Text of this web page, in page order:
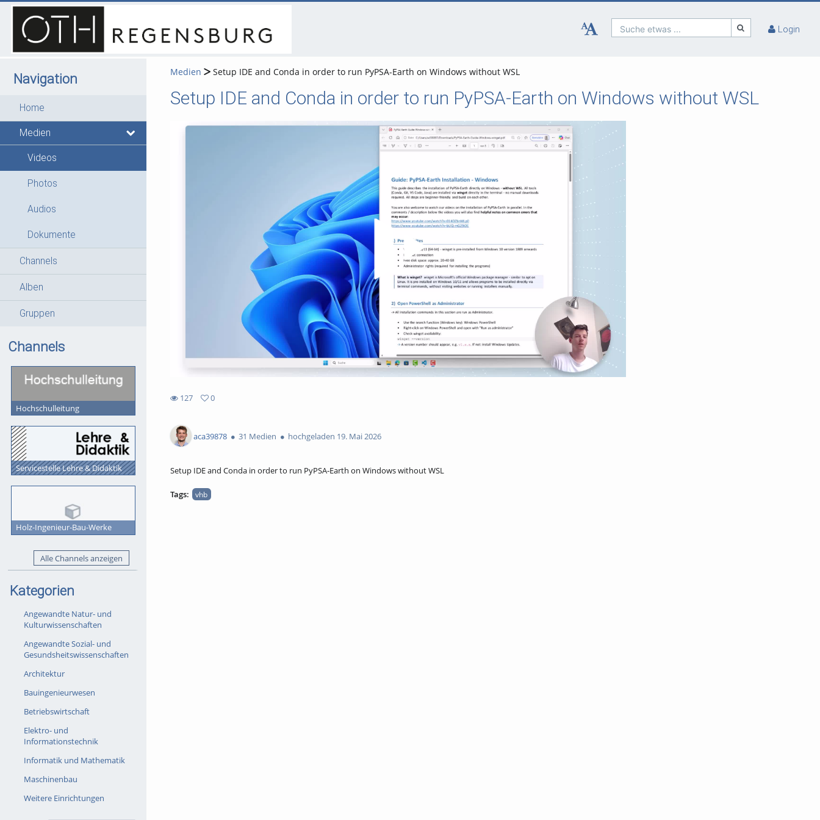
Suche etwas ... Login
Navigation
Home
Medien
Videos
Photos
Audios
Dokumente
Channels
Alben
Gruppen
Channels
Hochschulleitung
Servicestelle Lehre & Didaktik
Holz-Ingenieur-Bau-Werke
Alle Channels anzeigen
Kategorien
Angewandte Natur- und
Kulturwissenschaften
Angewandte Sozial- und
Gesundsheitswissenschaften
Architektur
Bauingenieurwesen
Betriebswirtschaft
Elektro- und
Informationstechnik
Informatik und Mathematik
Maschinenbau
Weitere Einrichtungen
Medien Setup IDE and Conda in order to run PyPSA-Earth on Windows without WSL
Setup IDE and Conda in order to run PyPSA-Earth on Windows without WSL
Video abspielen
127
views
0
aca39878
31 Medien hochgeladen 19. Mai 2026
Setup IDE and Conda in order to run PyPSA-Earth on Windows without WSL
Tags: vhb